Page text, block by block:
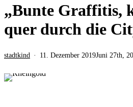
„Bunte Graffitis,
quer durch die
stadtkind 11. Dezember 2019Juni 27th,